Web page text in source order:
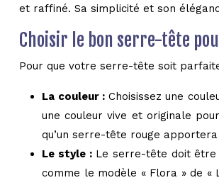
et raffiné. Sa simplicité et son
Choisir le bon serre-tête
Pour que votre serre-tête soit
La couleur : Choisissez une
une couleur vive et originale
qu’un serre-tête rouge
Le style : Le serre-tête doit être
comme le modèle « Flora » de